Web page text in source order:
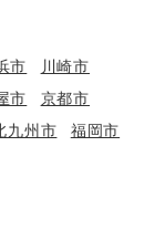
市
川崎市
市
京都市
九州市
福岡市